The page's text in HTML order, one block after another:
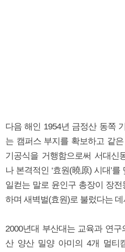
다음 해인 1954년 금정산 동쪽
는 캠퍼스 부지를 확보하고 같
기공식을 거행함으로써 서대신
나 본격적인 ‘효원(曉原) 시대’
일컫는 말로 윤인구 총장이 장
하며 새벽벌(효원)로 불렀다는
2000년대 부산대는 교육과 연
산 양산 밀양 아미의 4개 멀티